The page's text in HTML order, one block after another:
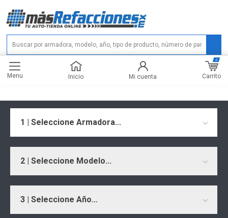
Menu Inicio Mi cuenta Carrito
0
1 | Seleccione Armadora...
2 | Seleccione Modelo...
3 | Seleccione Año...